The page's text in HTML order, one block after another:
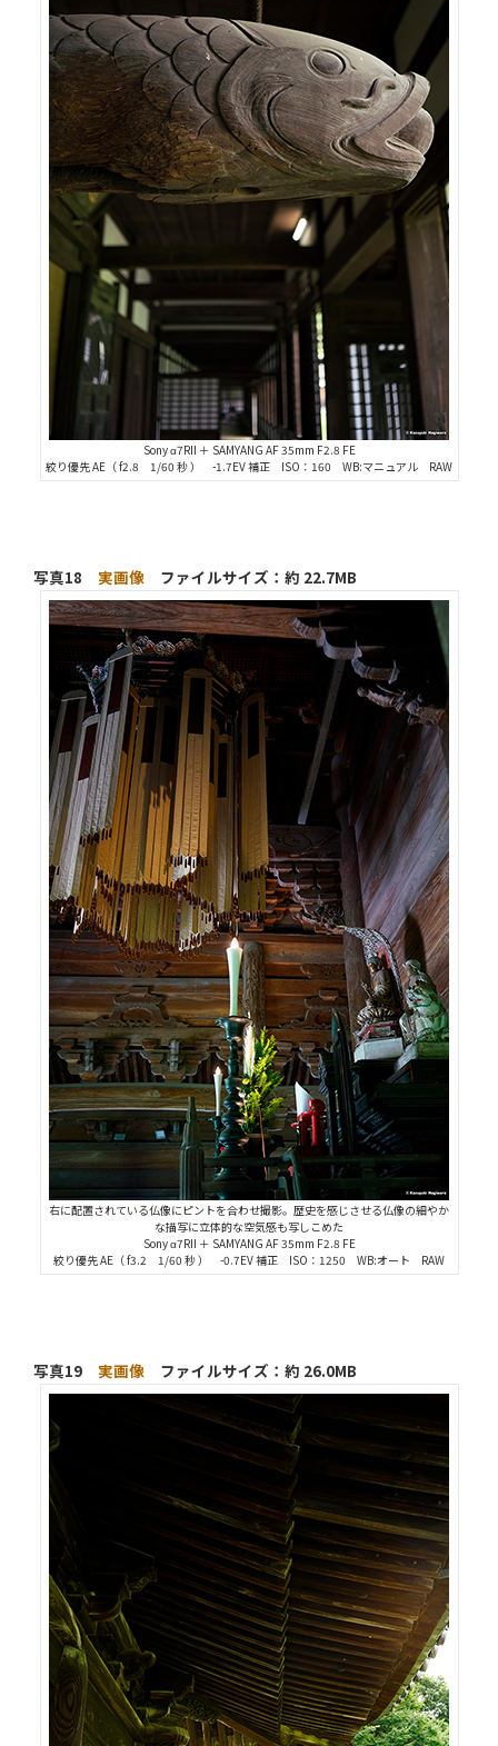
Sony α7RII ＋ SAMYANG AF 35mm F2.8 FE
絞り優先 AE（ f2.8 1/60 秒 ） -1.7EV 補正 ISO：160 WB:マニュアル RAW
写真18 実画像 ファイルサイズ：約 22.7MB
右に配置されている仏像にピントを合わせ撮影。歴史を感じさせる仏像の細やか
な描写に立体的な空気感も写しこめた
Sony α7RII ＋ SAMYANG AF 35mm F2.8 FE
絞り優先 AE（ f3.2 1/60 秒 ） -0.7EV 補正 ISO：1250 WB:オート RAW
写真19 実画像 ファイルサイズ：約 26.0MB